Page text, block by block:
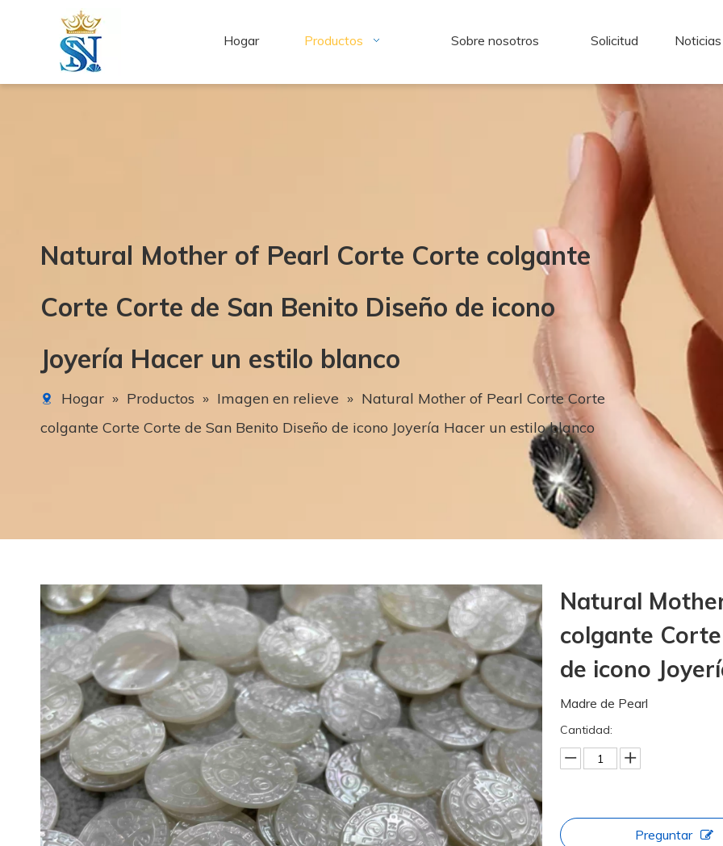
Hogar Productos Sobre nosotros Solicitud Noticias
Natural Mother of Pearl Corte Corte colgante
Corte Corte de San Benito Diseño de icono
Joyería Hacer un estilo blanco
Hogar » Productos » Imagen en relieve » Natural Mother of Pearl Corte Corte
colgante Corte Corte de San Benito Diseño de icono Joyería Hacer un estilo blanco
Natural
colgante
de icono
Madre de Pearl
Cantidad:
Preguntar